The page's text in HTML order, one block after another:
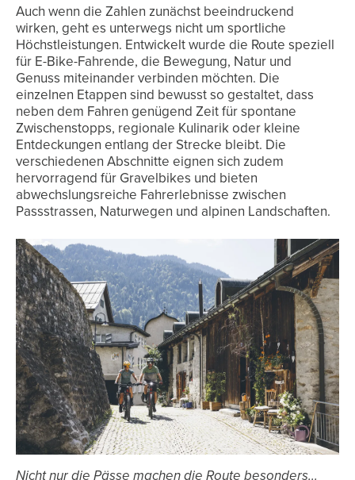
Auch wenn die Zahlen zunächst beeindruckend
wirken, geht es unterwegs nicht um sportliche
Höchstleistungen. Entwickelt wurde die Route speziell
für E-Bike-Fahrende, die Bewegung, Natur und
Genuss miteinander verbinden möchten. Die
einzelnen Etappen sind bewusst so gestaltet, dass
neben dem Fahren genügend Zeit für spontane
Zwischenstopps, regionale Kulinarik oder kleine
Entdeckungen entlang der Strecke bleibt. Die
verschiedenen Abschnitte eignen sich zudem
hervorragend für Gravelbikes und bieten
abwechslungsreiche Fahrerlebnisse zwischen
Passstrassen, Naturwegen und alpinen Landschaften.
Nicht nur die Pässe machen die Route besonders...